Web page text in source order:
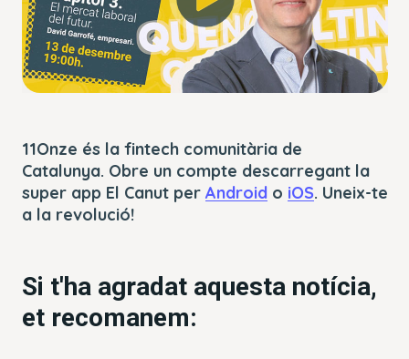
player_6316866687112
OK
11Onze és la fintech comunitària de
Catalunya. Obre un compte descarregant la
super app El Canut per Android o iOS. Uneix-te
a la revolució!
Si t'ha agradat aquesta notícia,
et recomanem: